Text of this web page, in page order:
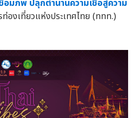
อมภพ ปลุกตำนานความเชื่อสู่ความ
องเที่ยวแห่งประเทศไทย (ททท.)